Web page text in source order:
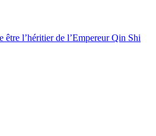
être l’héritier de l’Empereur Qin Shi